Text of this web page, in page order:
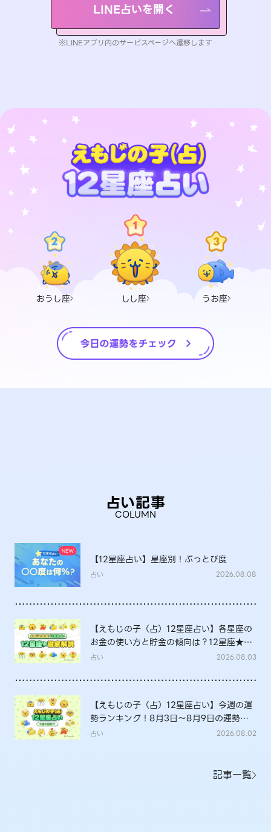
LINE占いを開く
※LINEアプリ内のサービスページへ遷移します
おうし座 しし座 うお座
占い記事
COLUMN
【12星座占い】星座別！ぶっとび度
占い 2026.08.08
【えもじの子（占）12星座占い】各星座の
お金の使い方と貯金の傾向は？12星座★徹
底解説
占い 2026.08.03
【えもじの子（占）12星座占い】今週の運
勢ランキング！8月3日～8月9日の運勢
は？
占い 2026.08.02
記事一覧